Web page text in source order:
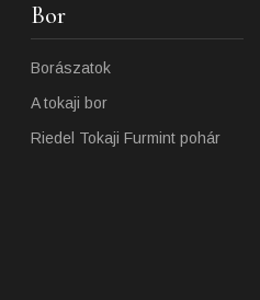
Bor
Borászatok
A tokaji bor
Riedel Tokaji Furmint pohár